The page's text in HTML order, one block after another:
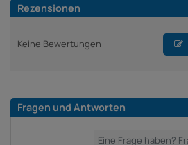
Rezensionen
Keine Bewertungen
Fragen und Antworten